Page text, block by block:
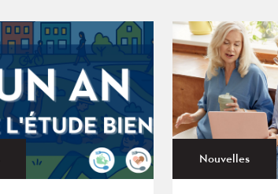
Nouvelles